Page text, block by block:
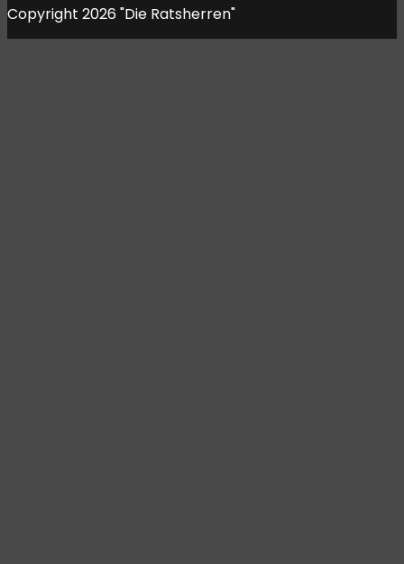
Copyright 2026 "Die Ratsherren"